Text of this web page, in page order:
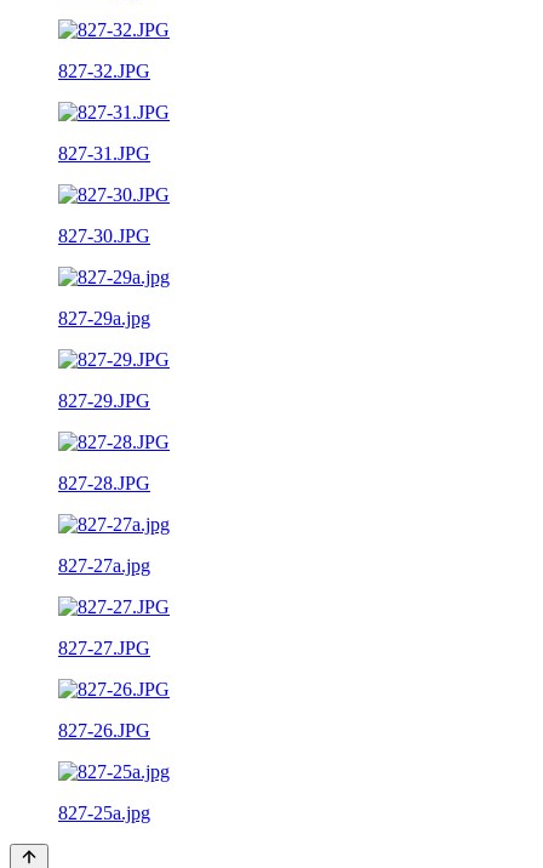
827-32.JPG
827-31.JPG
827-30.JPG
827-29a.jpg
827-29.JPG
827-28.JPG
827-27a.jpg
827-27.JPG
827-26.JPG
827-25a.jpg